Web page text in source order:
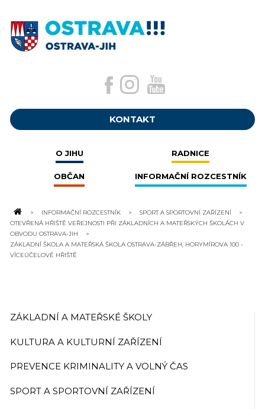
KONTAKT
O JIHU RADNICE
OBČAN INFORMAČNÍ ROZCESTNÍK
INFORMAČNÍ ROZCESTNÍK
SPORT A SPORTOVNÍ ZAŘÍZENÍ
OTEVŘENÁ HŘIŠTĚ VEŘEJNOSTI PŘI ZÁKLADNÍCH A MATEŘSKÝCH ŠKOLÁCH V
OBVODU OSTRAVA-JIH
ZÁKLADNÍ ŠKOLA A MATEŘSKÁ ŠKOLA OSTRAVA-ZÁBŘEH, HORYMÍROVA 100 -
VÍCEÚČELOVÉ HŘIŠTĚ
ZÁKLADNÍ A MATEŘSKÉ ŠKOLY
KULTURA A KULTURNÍ ZAŘÍZENÍ
PREVENCE KRIMINALITY A VOLNÝ ČAS
SPORT A SPORTOVNÍ ZAŘÍZENÍ